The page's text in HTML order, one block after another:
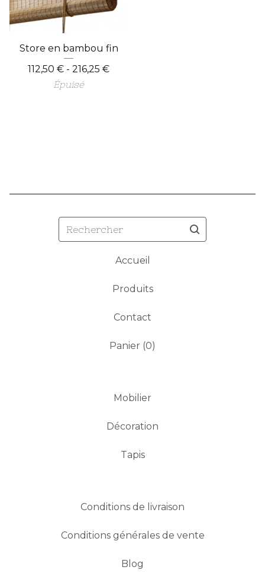
Store en bambou fin
112,50 € - 216,25 €
Épuisé
Rechercher
Accueil
Produits
Contact
Panier (0)
Mobilier
Décoration
Tapis
Conditions de livraison
Conditions générales de vente
Blog